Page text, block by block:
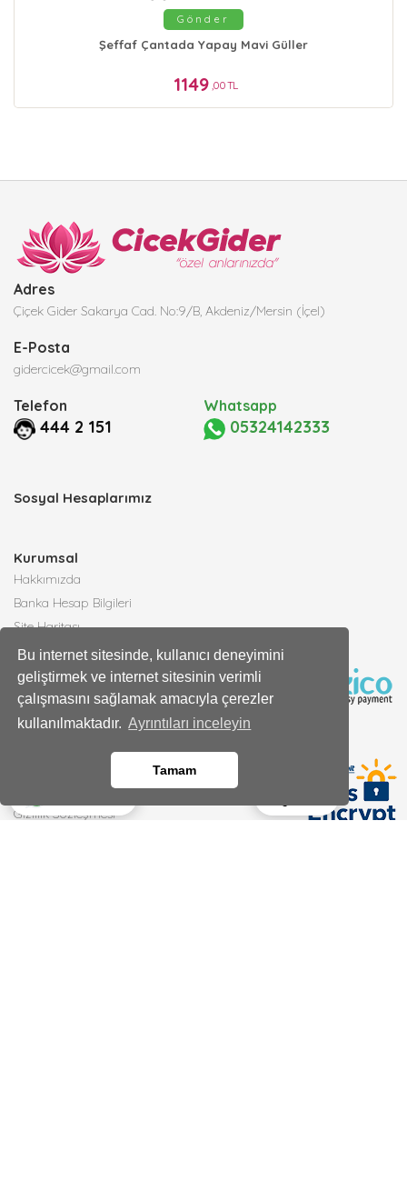
Bu internet sitesinde, kullanıcı deneyimini
geliştirmek ve internet sitesinin verimli
çalışmasını sağlamak amacıyla çerezler
kullanılmaktadır. Ayrıntıları inceleyin
Tamam
Gönder
Şeffaf Çantada Yapay Mavi Güller
1149 ,00 TL
Adres
Çiçek Gider Sakarya Cad. No:9/B, Akdeniz/Mersin (İçel)
E-Posta
gidercicek@gmail.com
Telefon
444 2 151
Whatsapp
05324142333
Sosyal Hesaplarımız
Kurumsal
Hakkımızda
Banka Hesap Bilgileri
Site Haritası
Bayimiz Olun
İletişim
Yardım Merkezi
KVKK Bilgilendirmesi
Gizlilik Sözleşmesi